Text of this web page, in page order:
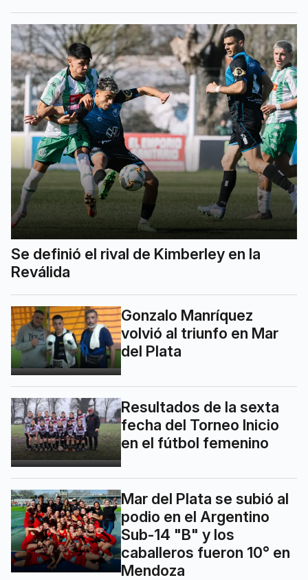
Se definió el rival de Kimberley en la
Reválida
Gonzalo Manríquez
volvió al triunfo en Mar
del Plata
Resultados de la sexta
fecha del Torneo Inicio
en el fútbol femenino
Mar del Plata se subió al
podio en el Argentino
Sub-14 "B" y los
caballeros fueron 10° en
Mendoza